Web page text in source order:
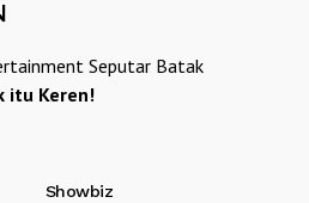
Seputar Batak
itu Keren!
Showbiz